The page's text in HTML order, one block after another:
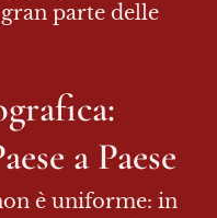
parte delle
a Paese
è uniforme: in